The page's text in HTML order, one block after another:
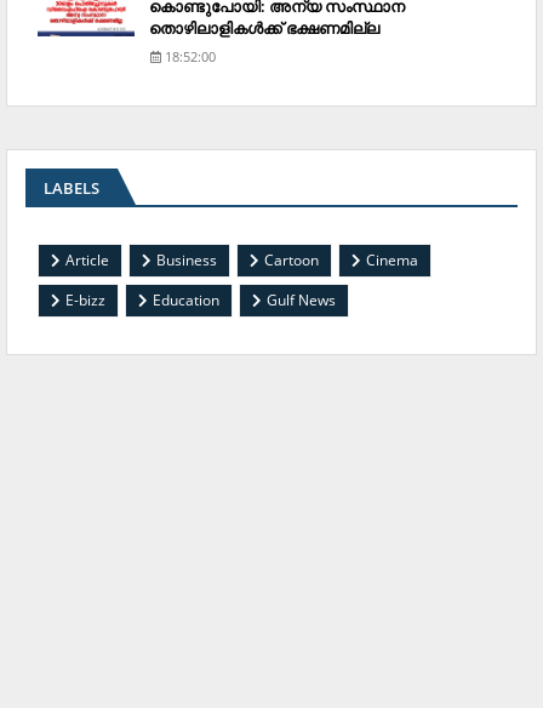
കൊണ്ടുപോയി: അന്യ സംസ്ഥാന
തൊഴിലാളികള്‍ക്ക് ഭക്ഷണമില്ല
18:52:00
LABELS
Article Business Cartoon
Cinema
E-bizz
Education Gulf News